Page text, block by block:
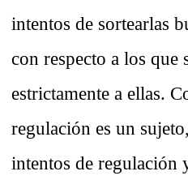
intentos de sortearlas
con respecto a los que
estrictamente a ellas.
regulación es un
intentos de regulación